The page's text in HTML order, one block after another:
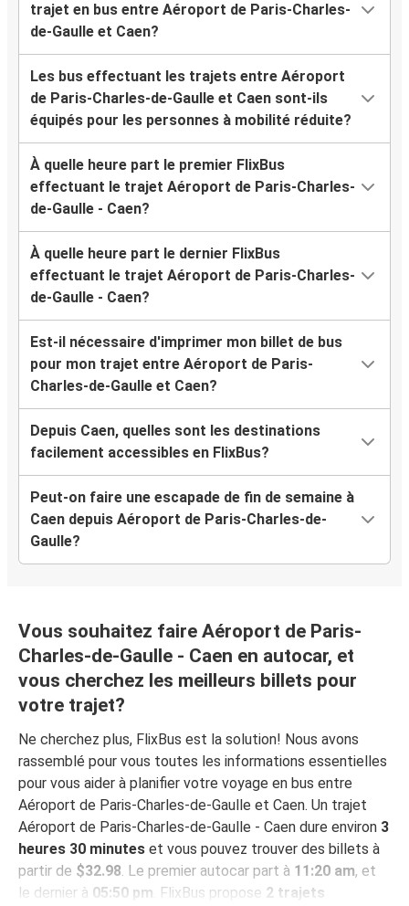
trajet en bus entre Aéroport de Paris-Charles-
de-Gaulle et Caen?
Les bus effectuant les trajets entre Aéroport
de Paris-Charles-de-Gaulle et Caen sont-ils
équipés pour les personnes à mobilité réduite?
À quelle heure part le premier FlixBus
effectuant le trajet Aéroport de Paris-Charles-
de-Gaulle - Caen?
À quelle heure part le dernier FlixBus
effectuant le trajet Aéroport de Paris-Charles-
de-Gaulle - Caen?
Est-il nécessaire d'imprimer mon billet de bus
pour mon trajet entre Aéroport de Paris-
Charles-de-Gaulle et Caen?
Depuis Caen, quelles sont les destinations
facilement accessibles en FlixBus?
Peut-on faire une escapade de fin de semaine à
Caen depuis Aéroport de Paris-Charles-de-
Gaulle?
Vous souhaitez faire Aéroport de Paris-
Charles-de-Gaulle - Caen en autocar, et
vous cherchez les meilleurs billets pour
votre trajet?
Ne cherchez plus, FlixBus est la solution! Nous avons
rassemblé pour vous toutes les informations essentielles
pour vous aider à planifier votre voyage en bus entre
Aéroport de Paris-Charles-de-Gaulle et Caen. Un trajet
Aéroport de Paris-Charles-de-Gaulle - Caen dure environ 3
heures 30 minutes et vous pouvez trouver des billets à
partir de $32.98. Le premier autocar part à 11:20 am, et
le dernier à 05:50 pm . FlixBus propose 2 trajets